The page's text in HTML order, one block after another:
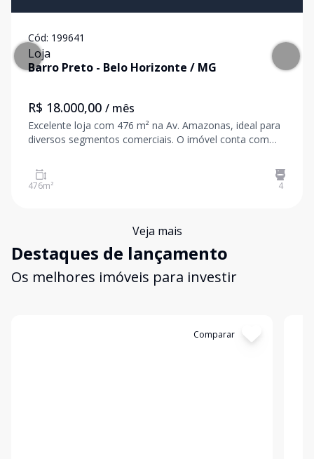
Cód: 199641
Loja
Barro Preto - Belo Horizonte / MG
R$ 18.000,00 / mês
Excelente loja com 476 m² na Av. Amazonas, ideal para
diversos segmentos comerciais. O imóvel conta com
e segurança. Possui um amplo salão principal, 2
banheiros e excelente espaço para atendimento
476m² 4
Veja mais
Destaques de lançamento
Os melhores imóveis para investir
Comparar